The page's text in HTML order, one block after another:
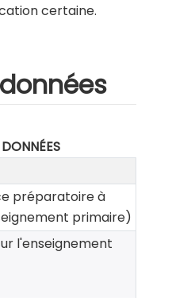
certaine.
préparatoire à
primaire)
l'enseignement